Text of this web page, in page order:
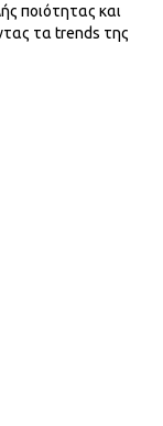
ποιότητας και
τα trends της